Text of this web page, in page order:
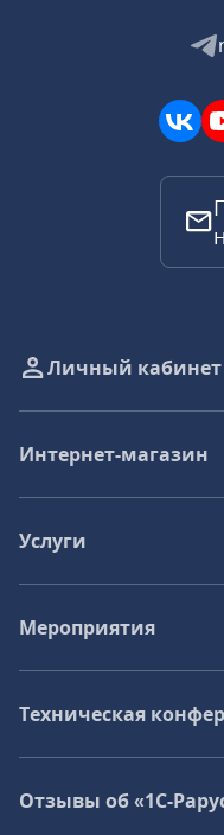
Личный кабинет
Интернет-магазин
Услуги
Мероприятия
Техническая
Отзывы об «1С-